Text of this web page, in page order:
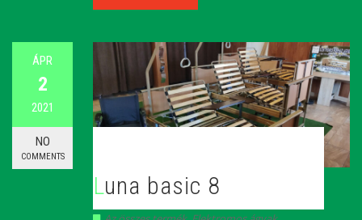
ÁPR
2
2021
NO
COMMENTS
Luna basic 8